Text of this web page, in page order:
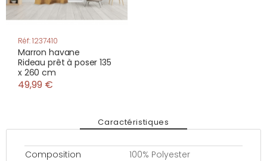
Réf: 1237410
Marron havane
Rideau prêt à poser 135
x 260 cm
49,99 €
Caractéristiques
Composition 100% Polyester